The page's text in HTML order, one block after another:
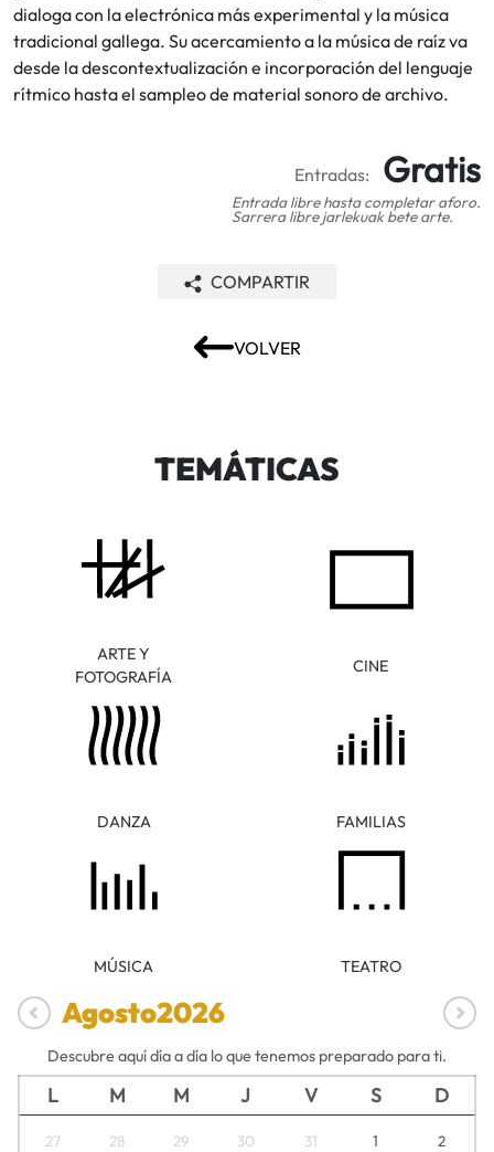
dialoga con la electrónica más experimental y la música
tradicional gallega. Su acercamiento a la música de raíz va
desde la descontextualización e incorporación del lenguaje
rítmico hasta el sampleo de material sonoro de archivo.
Entradas: Gratis
Entrada libre hasta completar aforo.
Sarrera libre jarlekuak bete arte.
VOLVER
COMPARTIR
TEMÁTICAS
ARTE Y
FOTOGRAFÍA
CINE
DANZA FAMILIAS
MÚSICA TEATRO
Agosto2026
Descubre aquí día a día lo que tenemos preparado para ti.
L M M J V S D
27 28 29 30 31 1 2